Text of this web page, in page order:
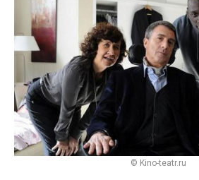
© Kino-teatr.ru